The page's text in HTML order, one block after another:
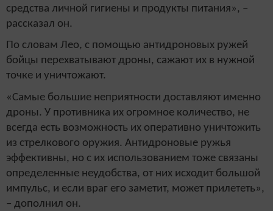
средства личной гигиены и продукты питания», –
рассказал он.
По словам Лео, с помощью антидроновых ружей
бойцы перехватывают дроны, сажают их в нужной
точке и уничтожают.
«Самые большие неприятности доставляют именно
дроны. У противника их огромное количество, не
всегда есть возможность их оперативно уничтожить
из стрелкового оружия. Антидроновые ружья
эффективны, но с их использованием тоже связаны
определенные неудобства, от них исходит большой
импульс, и если враг его заметит, может прилететь»,
– дополнил он.